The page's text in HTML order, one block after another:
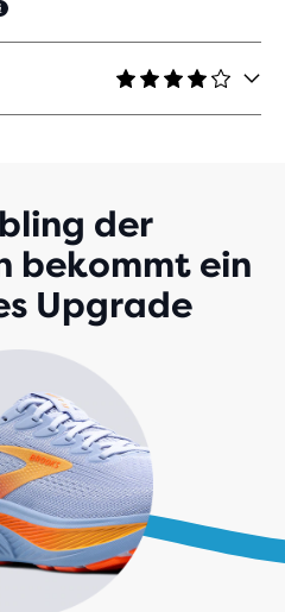
der
bekommt ein
Upgrade